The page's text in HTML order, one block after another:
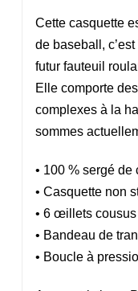
Cette casquette
de baseball,
futur fauteuil
Elle comporte
complexes à la
sommes
• 100 % sergé de
• Casquette non
• 6 œillets cousus
• Bandeau de
• Boucle à